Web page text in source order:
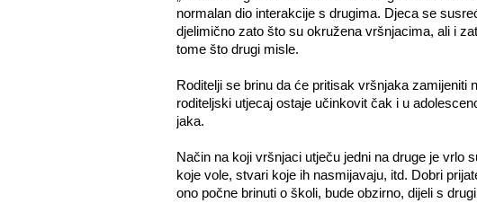
normalan dio interakcije s drugima. Djeca se
djelimično zato što su okružena vršnjacima, ali i
tome što drugi misle.
Roditelji se brinu da će pritisak vršnjaka zamijeniti
roditeljski utjecaj ostaje učinkovit čak i u
jaka.
Način na koji vršnjaci utječu jedni na druge je vrlo
koje vole, stvari koje ih nasmijavaju, itd. Dobri
ono počne brinuti o školi, bude obzirno, dijeli s